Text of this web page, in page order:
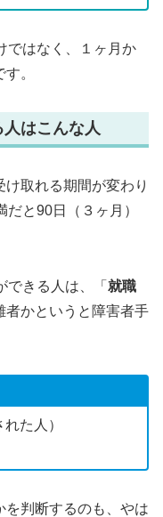
ではなく、１ヶ月か
。
はこんな人
取れる期間が変わり
と90日（３ヶ月）
できる人は、「 就職
者かというと障害者手
た人）
を判断するのも、やは